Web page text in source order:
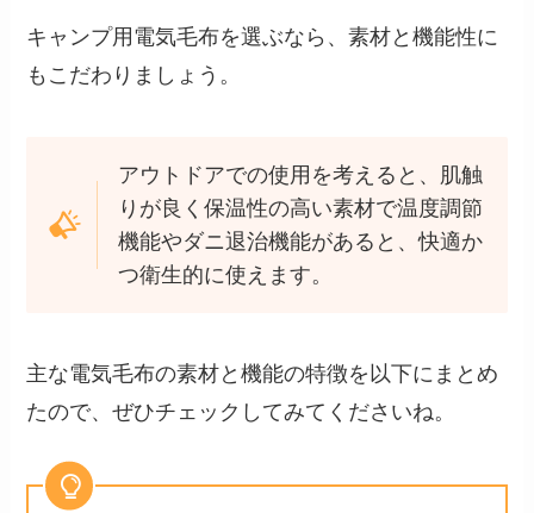
キャンプ用電気毛布を選ぶなら、素材と機能性に
もこだわりましょう。
アウトドアでの使用を考えると、肌触
りが良く保温性の高い素材で温度調節
機能やダニ退治機能があると、快適か
つ衛生的に使えます。
主な電気毛布の素材と機能の特徴を以下にまとめ
たので、ぜひチェックしてみてくださいね。